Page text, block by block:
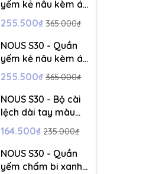
yếm kẻ nâu kèm áo
dài tay màu trắng -
3-6M - SS26.T5C
255.500₫ 365.000₫
NOUS S30 - Quần
yếm kẻ nâu kèm áo
dài tay màu trắng -
6-9M - SS26.T5C
255.500₫ 365.000₫
NOUS S30 - Bộ cài
lệch dài tay màu
vàng thêu trang trí
- 12-18M - SS26.T5C
164.500₫ 235.000₫
NOUS S30 - Quần
yếm chấm bi xanh